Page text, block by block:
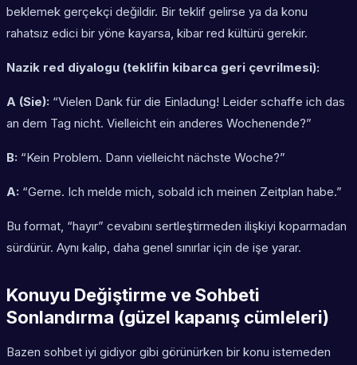
beklemek gerçekçi değildir. Bir teklif gelirse ya da konu
rahatsız edici bir yöne kayarsa, kibar red kültürü gerekir.
Nazik red diyalogu (teklifin kibarca geri çevrilmesi):
A (Sie): “Vielen Dank für die Einladung! Leider schaffe ich das
an dem Tag nicht. Vielleicht ein anderes Wochenende?”
B: “Kein Problem. Dann vielleicht nächste Woche?”
A: “Gerne. Ich melde mich, sobald ich meinen Zeitplan habe.”
Bu format, “hayır” cevabını sertleştirmeden ilişkiyi koparmadan
sürdürür. Aynı kalıp, daha genel sınırlar için de işe yarar.
Konuyu Değiştirme ve Sohbeti
Sonlandırma (güzel kapanış cümleleri)
Bazen sohbet iyi gidiyor gibi görünürken bir konu istemeden